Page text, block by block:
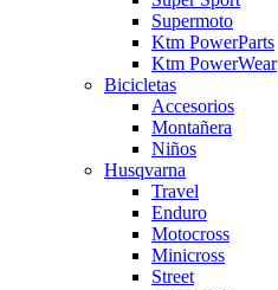
Supermoto
Ktm PowerParts
Ktm PowerWear
Bicicletas
Accesorios
Montañera
Niños
Husqvarna
Travel
Enduro
Motocross
Minicross
Street